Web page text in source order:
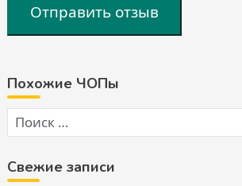
Отправить отзыв
Похожие ЧОПы
Свежие записи